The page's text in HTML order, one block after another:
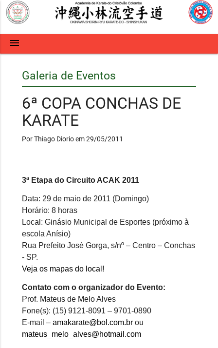
menu
Galeria de Eventos
6ª COPA CONCHAS DE
KARATE
Por Thiago Diorio em 29/05/2011
3ª Etapa do Circuito ACAK 2011
Data: 29 de maio de 2011 (Domingo)
Horário: 8 horas
Local: Ginásio Municipal de Esportes (próximo à
escola Anísio)
Rua Prefeito José Gorga, s/nº – Centro – Conchas
- SP.
Veja os mapas do local!
Contato com o organizador do Evento:
Prof. Mateus de Melo Alves
Fone(s): (15) 9121-8091 – 9701-0890
E-mail – amakarate@bol.com.brou
mateus_melo_alves@hotmail.com